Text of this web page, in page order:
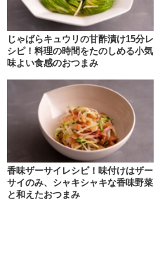
じゃばらキュウリの甘酢漬け15分レ
シピ！料理の時間をたのしめる小気
味よい食感のおつまみ
香味ザーサイレシピ！味付けはザー
サイのみ、シャキシャキな香味野菜
と和えたおつまみ